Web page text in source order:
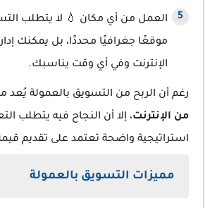
العمل من أي مكان 💧 لا يتطلب
موقعًا جغرافيًا محددًا، بل يمكنك
الإنترنت وفي أي وقت يناسبك.
رغم أن الربح من التسويق بالعمولة يُعد
من الإنترنت، إلا أن النجاح فيه يتطلب
استراتيجية واضحة تعتمد على تقديم
مميزات التسويق بالعمولة